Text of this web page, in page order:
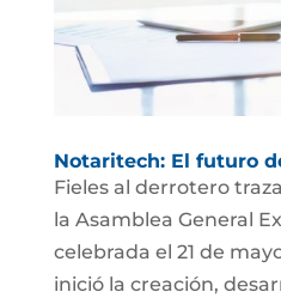
Notaritech: El futuro
Fieles al derrotero
la Asamblea General
celebrada el 21 de
inició la creación,